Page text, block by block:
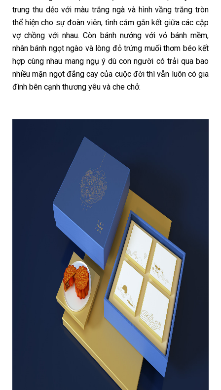
trung thu dẻo với màu trắng ngà và hình vầng trăng tròn
thể hiện cho sự đoàn viên, tình cảm gắn kết giữa các cặp
vợ chồng với nhau. Còn bánh nướng với vỏ bánh mềm,
nhân bánh ngọt ngào và lòng đỏ trứng muối thơm béo kết
hợp cùng nhau mang ngụ ý dù con người có trải qua bao
nhiều mặn ngọt đắng cay của cuộc đời thì vẫn luôn có gia
đình bên cạnh thương yêu và che chở.